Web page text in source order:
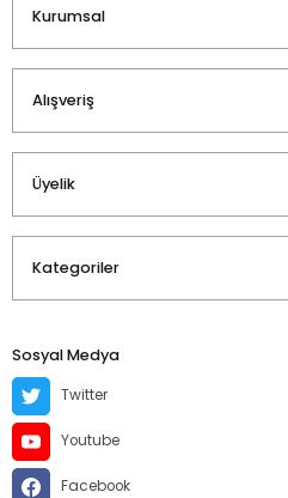
Kurumsal
Alışveriş
Üyelik
Kategoriler
Sosyal Medya
Twitter
Youtube
Facebook